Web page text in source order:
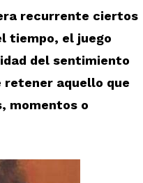
recurrente ciertos
tiempo, el juego
del sentimiento
retener aquello que
momentos o